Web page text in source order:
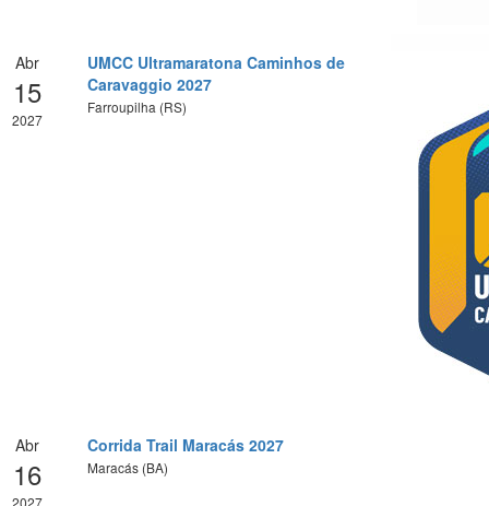
Abr
15
2027
UMCC Ultramaratona Caminhos de
Caravaggio 2027
Farroupilha (RS)
Abr
16
2027
Corrida Trail Maracás 2027
Maracás (BA)